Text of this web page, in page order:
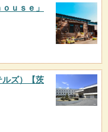
ｕｓｅ」
ズ）
【茨